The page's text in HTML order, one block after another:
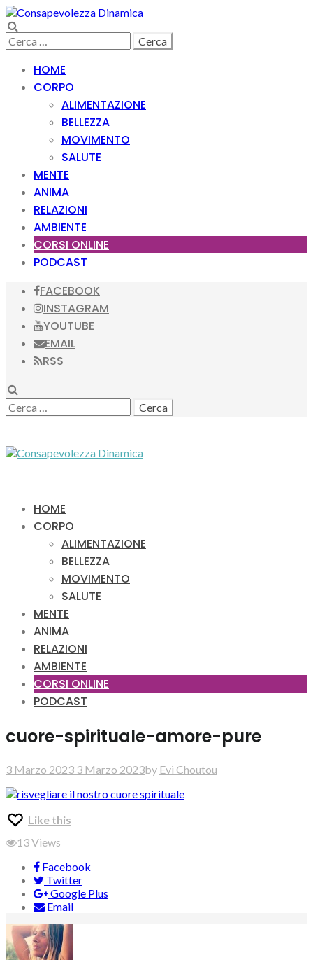
Skip
to
navigation
Skip
to
content
Ricerca
per:
HOME
CORPO
ALIMENTAZIONE
BELLEZZA
MOVIMENTO
SALUTE
MENTE
ANIMA
RELAZIONI
AMBIENTE
CORSI ONLINE
PODCAST
FACEBOOK
INSTAGRAM
YOUTUBE
EMAIL
RSS
RICERCA
HOME
CORPO
ALIMENTAZIONE
BELLEZZA
MOVIMENTO
SALUTE
MENTE
ANIMA
RELAZIONI
AMBIENTE
CORSI ONLINE
PODCAST
cuore-spirituale-amore-pure
3 Marzo 2023 3 Marzo 2023by Evi Choutou
Like this
13Views
Facebook
Twitter
Google Plus
Email